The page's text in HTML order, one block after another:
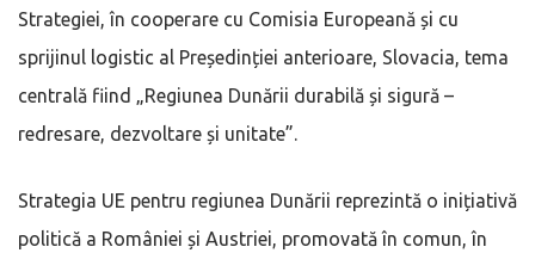
Strategiei, în cooperare cu Comisia Europeană și cu
sprijinul logistic al Președinției anterioare, Slovacia, tema
centrală fiind „Regiunea Dunării durabilă și sigură –
redresare, dezvoltare și unitate”.
Strategia UE pentru regiunea Dunării reprezintă o inițiativă
politică a României și Austriei, promovată în comun, în